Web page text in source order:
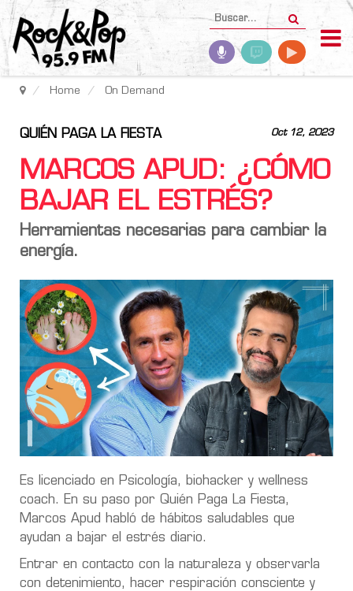
Home On Demand
Oct 12, 2023
QUIÉN PAGA LA FIESTA
MARCOS APUD: ¿CÓMO
BAJAR EL ESTRÉS?
Herramientas necesarias para cambiar la
energía.
Es licenciado en Psicología, biohacker y wellness
coach. En su paso por Quién Paga La Fiesta,
Marcos Apud habló de hábitos saludables que
ayudan a bajar el estrés diario.
Entrar en contacto con la naturaleza y observarla
con detenimiento, hacer respiración consciente y